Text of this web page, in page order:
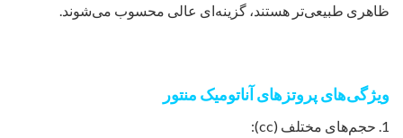
ظاهری طبیعی‌تر هستند، گزینه‌ای عالی محسوب می‌شوند.
ویژگی‌های پروتزهای آناتومیک منتور
1. حجم‌های مختلف (cc):